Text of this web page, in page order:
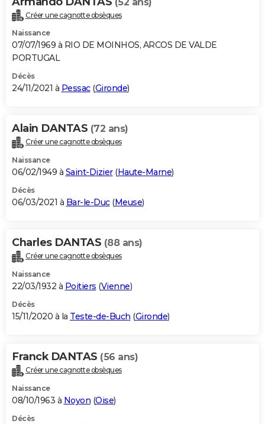
Créer une cagnotte obsèques
Naissance
07/07/1969 à RIO DE MOINHOS, ARCOS DE VALDE
PORTUGAL
Décès
24/11/2021 à Pessac(Gironde)
Alain DANTAS (72 ans)
Créer une cagnotte obsèques
Naissance
06/02/1949 à Saint-Dizier(Haute-Marne)
Décès
06/03/2021 à Bar-le-Duc(Meuse)
Charles DANTAS (88 ans)
Créer une cagnotte obsèques
Naissance
22/03/1932 à Poitiers (Vienne)
Décès
15/11/2020 à la Teste-de-Buch (Gironde)
Franck DANTAS (56 ans)
Créer une cagnotte obsèques
Naissance
08/10/1963 à Noyon (Oise)
Décès